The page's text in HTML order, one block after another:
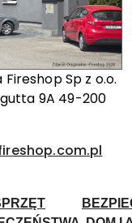
Fireshop Sp z o.o.
9A 49-200